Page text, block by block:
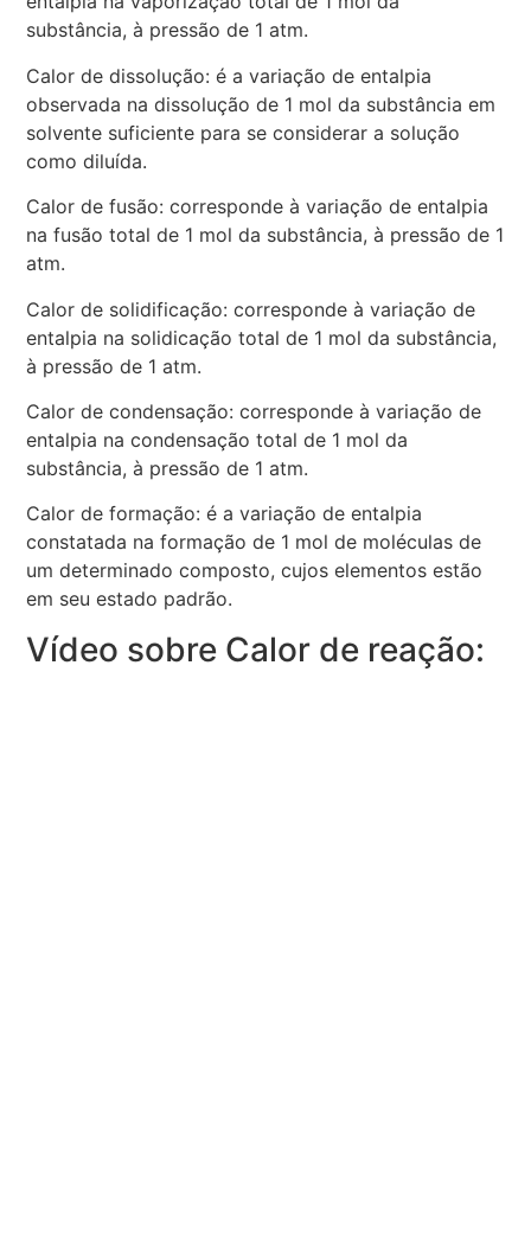
substância, à pressão de 1 atm.
Calor de dissolução: é a variação de entalpia
observada na dissolução de 1 mol da substância em
solvente suficiente para se considerar a solução
como diluída.
Calor de fusão: corresponde à variação de entalpia
na fusão total de 1 mol da substância, à pressão de 1
atm.
Calor de solidificação: corresponde à variação de
entalpia na solidicação total de 1 mol da substância,
à pressão de 1 atm.
Calor de condensação: corresponde à variação de
entalpia na condensação total de 1 mol da
substância, à pressão de 1 atm.
Calor de formação: é a variação de entalpia
constatada na formação de 1 mol de moléculas de
um determinado composto, cujos elementos estão
em seu estado padrão.
Vídeo sobre Calor de reação: